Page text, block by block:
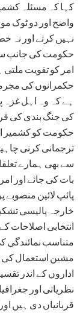
کہا کہ مسئلہ
واضح اور دو ٹوک
نہیں کرتے اور نہ
حکومت کی جانب
امر کو تقویت
حکمرانوں کی
ہے کہ وہ اہل غزہ
کی جنگ بندی کی
حکومت کو کشمیر
ترجمانی کرنی
سے بھی ہمارے
بات کی جائے اور
پائپ لائین منصوبے
خارجہ پالیسی
انتخابی اصلاحات
متناسب نمائندگی
مشین استعمال کی
اداروں کے اندر
نظریاتی اور
قربانیاں دی ہیں اور